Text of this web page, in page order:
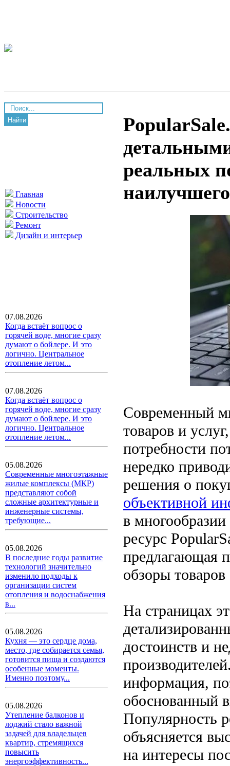
Найти
Главная
Новости
Строительство
Ремонт
Дизайн и интерьер
07.08.2026
Когда встаёт вопрос о
горячей воде, многие сразу
думают о бойлере. И это
логично. Центральное
отопление летом...
07.08.2026
Когда встаёт вопрос о
горячей воде, многие сразу
думают о бойлере. И это
логично. Центральное
отопление летом...
05.08.2026
Современные многоэтажные
жилые комплексы (МКР)
представляют собой
сложные архитектурные и
инженерные системы,
требующие...
05.08.2026
В последние годы развитие
технологий значительно
изменило подходы к
организации систем
отопления и водоснабжения
в...
05.08.2026
Кухня — это сердце дома,
место, где собирается семья,
готовится пища и создаются
особенные моменты.
Именно поэтому...
05.08.2026
Утепление балконов и
лоджий стало важной
задачей для владельцев
квартир, стремящихся
повысить
энергоэффективность...
реальных
Современный
товаров и
потребности
нередко
решения о
объективной
в
ресурс
предлагающая
обзоры
На страницах
достоинств и
информация,
обоснованный
Популярность
объясняется
на интересы